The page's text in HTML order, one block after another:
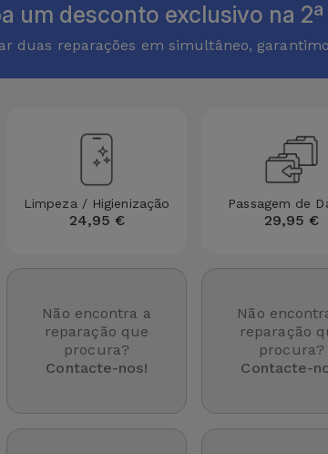
um desconto exclusivo na
duas reparações em simultâneo,
Limpeza / Higienização
24,95 €
Passagem de
29,95 €
Não encontra a
reparação que
procura?
Contacte-nos!
Não
reparação
procura?
Contacte-